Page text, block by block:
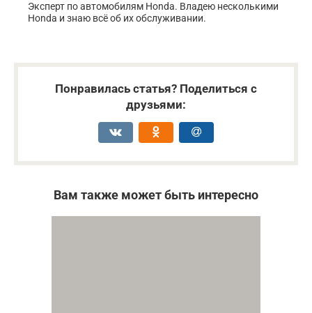
Эксперт по автомобилям Honda. Владею несколькими
Honda и знаю всё об их обслуживании.
Понравилась статья? Поделиться с
друзьями:
Вам также может быть интересно